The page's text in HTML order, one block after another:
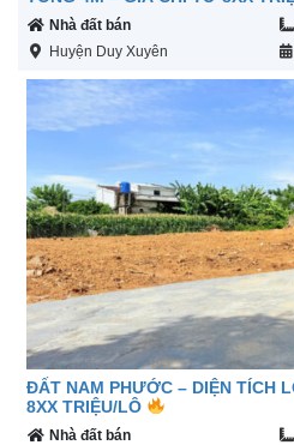
Nhà đất bán
Huyện Duy Xuyên
ĐẤT NAM PHƯỚC – DIỆN TÍCH
8XX TRIỆU/LÔ
Nhà đất bán